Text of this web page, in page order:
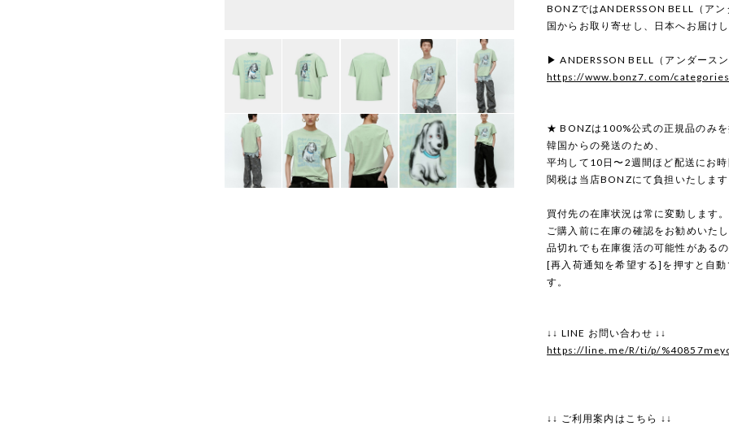
BONZではANDERSSON BELL（ア
国からお取り寄せし、日本へお届け
▶ ANDERSSON BELL（アンダース
https://www.bonz7.com/
★ BONZは100%公式の正規品のみ
韓国からの発送のため、
平均して10日〜2週間ほど配送にお
関税は当店BONZにて負担いたしま
買付先の在庫状況は常に変動します。
ご購入前に在庫の確認をお勧めいた
品切れでも在庫復活の可能性がある
[再入荷通知を希望する]を押すと自
す。
↓↓ LINE お問い合わせ ↓↓
https://line.me/R/ti/p/
↓↓ ご利用案内はこちら ↓↓